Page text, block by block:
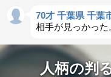
70才 千葉県 千葉
相手が見っかった
人柄の判